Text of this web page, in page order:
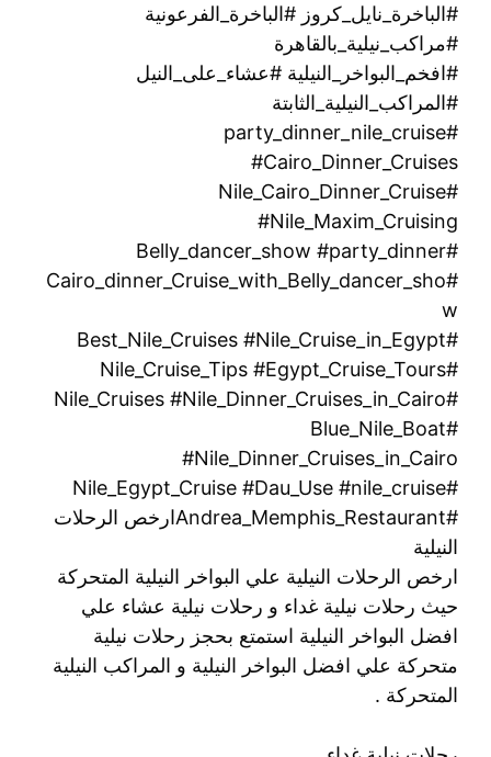
#الباخرة_نايل_كروز #الباخرة_الفرعونية
#مراكب_نيلية_بالقاهرة
#افخم_البواخر_النيلية #عشاء_على_النيل
#المراكب_النيلية_الثابتة
#party_dinner_nile_cruise
#Cairo_Dinner_Cruises
#Nile_Cairo_Dinner_Cruise
#Nile_Maxim_Cruising
#Belly_dancer_show #party_dinner
#Cairo_dinner_Cruise_with_Belly_dancer_sho
w
#Best_Nile_Cruises #Nile_Cruise_in_Egypt
#Nile_Cruise_Tips #Egypt_Cruise_Tours
#Nile_Cruises #Nile_Dinner_Cruises_in_Cairo
#Blue_Nile_Boat
#Nile_Dinner_Cruises_in_Cairo
#Nile_Egypt_Cruise #Dau_Use #nile_cruise
#Andrea_Memphis_Restaurantارخص الرحلات
النيلية
ارخص الرحلات النيلية علي البواخر النيلية المتحركة
حيث رحلات نيلية غداء و رحلات نيلية عشاء علي
افضل البواخر النيلية استمتع بحجز رحلات نيلية
متحركة علي افضل البواخر النيلية و المراكب النيلية
المتحركة .